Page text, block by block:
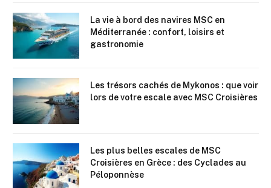
La vie à bord des navires MSC en
Méditerranée : confort, loisirs et
gastronomie
Les trésors cachés de Mykonos : que voir
lors de votre escale avec MSC Croisières
Les plus belles escales de MSC
Croisières en Grèce : des Cyclades au
Péloponnèse